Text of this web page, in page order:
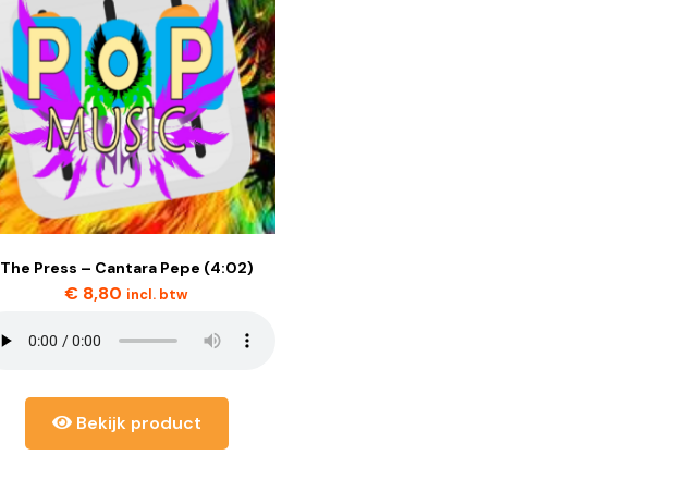
The Press – Cantara Pepe (4:02)
€ 8,80 incl. btw
Bekijk product